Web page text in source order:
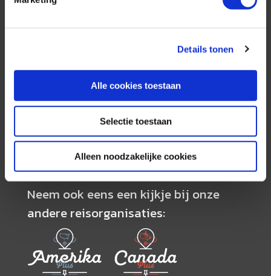
Details tonen
Alle cookies toestaan
Selectie toestaan
Alleen noodzakelijke cookies
Nederlandse markt als reisspecialist. Ons
specialisme is het samenstellen van reizen tegen
de scherpste prijs in combinatie met de beste
service. Naast een zeer ruim aanbod van
georganiseerde rondreizen kunnen alle reizen
volledig op maat worden samengesteld.
Neem ook eens een kijkje bij onze
andere reisorganisaties: